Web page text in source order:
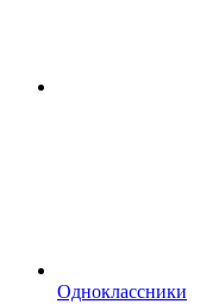
Одноклассники